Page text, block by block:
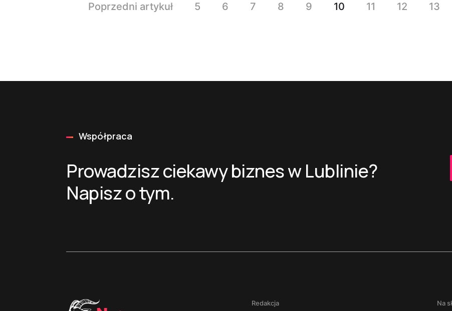
Poprzedni artykuł 5 6 7 8 9 10 11 12 13
Współpraca
Prowadzisz ciekawy biznes w Lublinie?
Napisz o tym.
Redakcja Na